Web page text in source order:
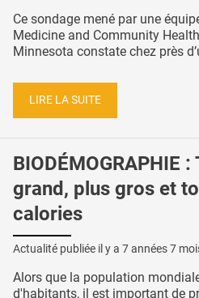
Ce sondage mené par une
Medicine and Community
Minnesota constate chez près
LIRE LA SUITE
BIODÉMOGRAPHIE
grand, plus gros et
calories
Actualité publiée il y a 7 années 7
Alors que la population
d'habitants, il est important de